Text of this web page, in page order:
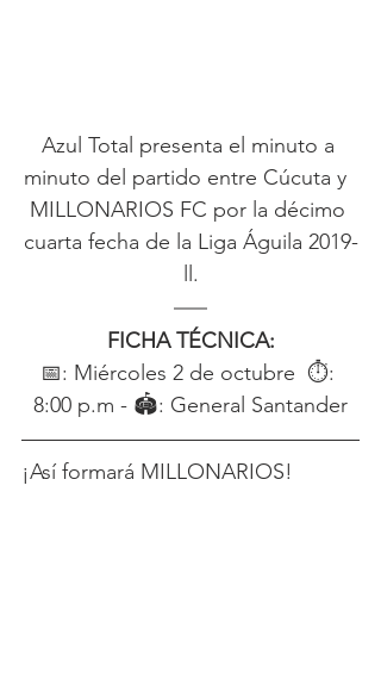
Azul Total presenta el minuto a
minuto del partido entre Cúcuta y
MILLONARIOS FC por la décimo
cuarta fecha de la Liga Águila 2019-
ll.
FICHA TÉCNICA:
📅: Miércoles 2 de octubre  ⏱:
8:00 p.m - 🏟: General Santander
¡Así formará MILLONARIOS!